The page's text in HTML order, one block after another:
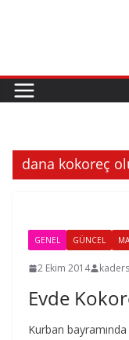
dana kokoreç
GENEL GÜNCEL
2 Ekim 2014
Evde
Kurban